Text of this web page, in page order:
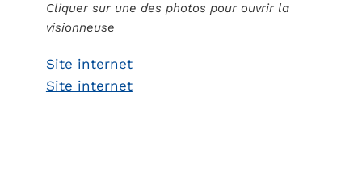
Cliquer sur une des photos pour ouvrir la
visionneuse
Site internet
Site internet